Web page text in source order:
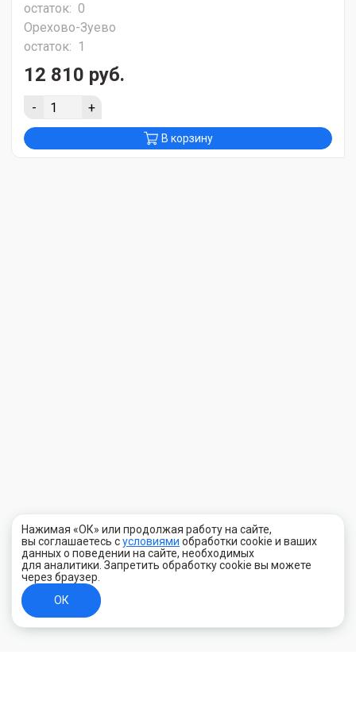
остаток: 0
Орехово-Зуево
остаток: 1
12 810 руб.
- +
В корзину
Нажимая «ОК» или продолжая работу на сайте,
вы соглашаетесь сусловиями обработки cookie и ваших
данных о поведении на сайте, необходимых
для аналитики. Запретить обработку cookie вы можете
через браузер.
ОК